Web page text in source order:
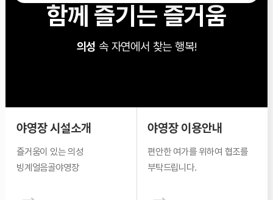
함께 즐기는 즐거움
의성 속 자연에서 찾는 행복!
야영장 시설소개
즐거움이 있는의성
빙계얼음골야영장
야영장 이용안내
편안한 여가를 위하여 협조를
부탁드립니다.